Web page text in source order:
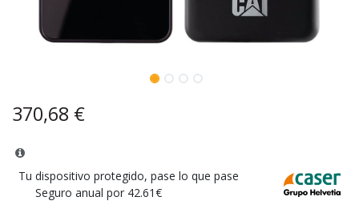
370,68 €
Tu dispositivo protegido, pase lo que pase
Seguro anual por 42.61€